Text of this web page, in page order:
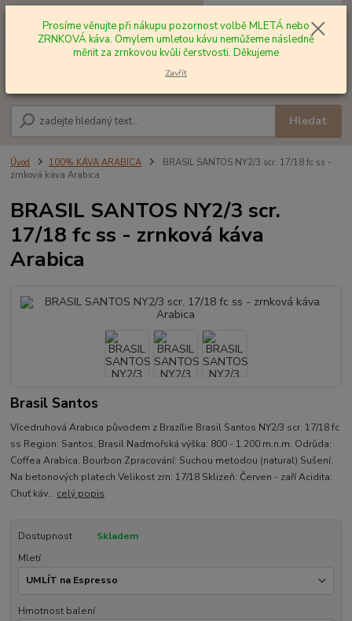
Hledat
+420 602 577 209 za0,00 Kč
Úvod 100% KÁVA ARABICA
BRASIL SANTOS NY2/3 scr. 17/18 fc ss -
zrnková káva Arabica
BRASIL SANTOS NY2/3 scr.
17/18 fc ss - zrnková káva
Arabica
Brasil Santos
Vícedruhová Arabica původem z Brazílie Brasil Santos NY2/3 scr. 17/18 fc
ss Region: Santos, Brasil Nadmořská výška: 800 - 1.200 m.n.m. Odrůda:
Coffea Arabica, Bourbon Zpracování: Suchou metodou (natural) Sušení:
Na betonových platech Velikost zrn: 17/18 Sklizeň: Červen - zaří Acidita:
Chuť káv... celý popis
Dostupnost
Skladem
Mletí
Hmotnost balení
Prosíme věnujte při nákupu pozornost volbě MLETÁ nebo
ZRNKOVÁ káva. Omylem umletou kávu nemůžeme následně
měnit za zrnkovou kvůli čerstvosti. Děkujeme
Zavřít